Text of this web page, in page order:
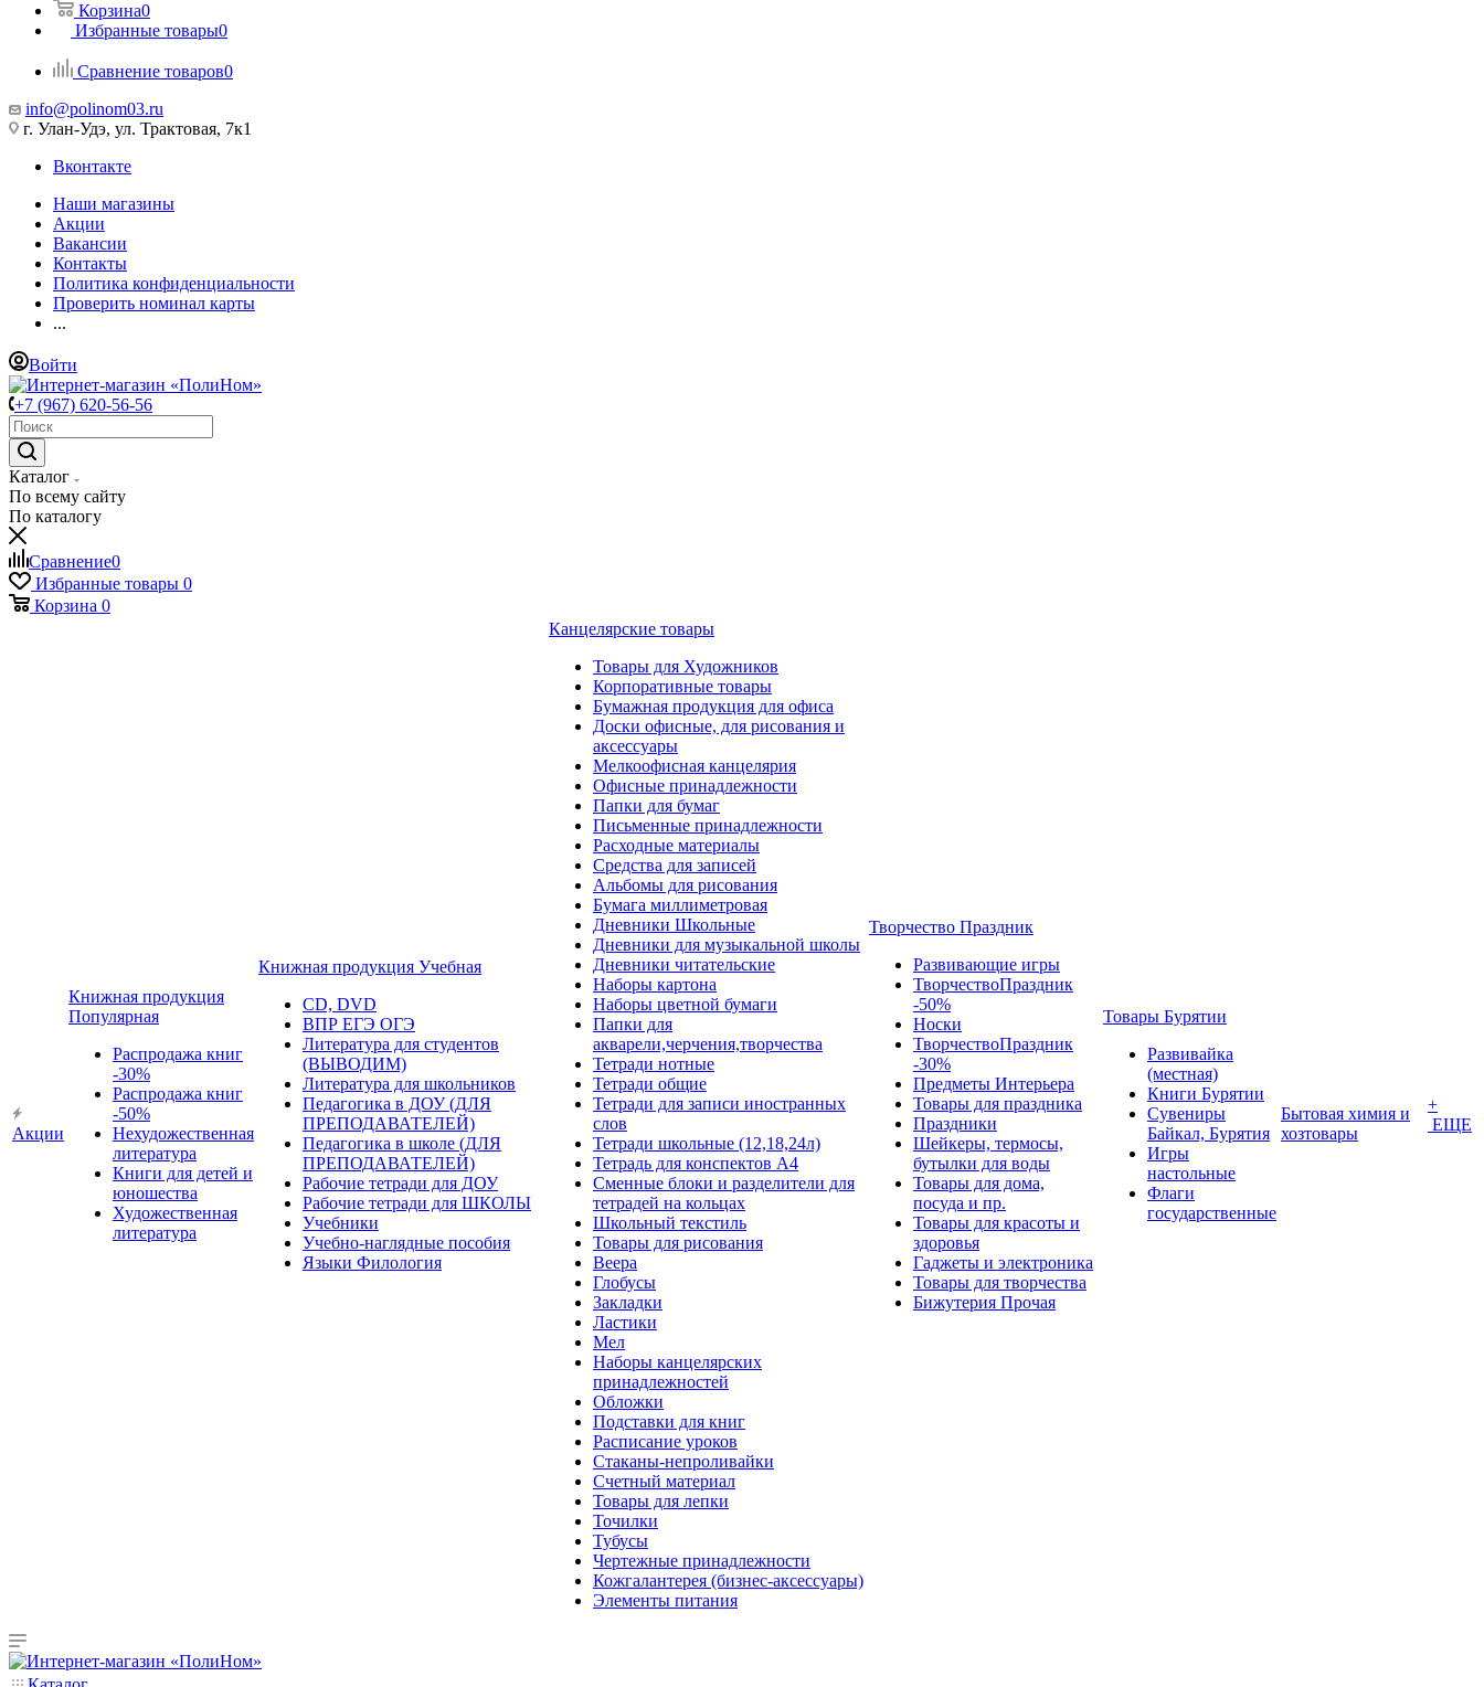
Корзина0
Избранные товары0
Сравнение товаров0
info@polinom03.ru
г. Улан-Удэ, ул. Трактовая, 7к1
Вконтакте
Наши магазины
Акции
Вакансии
Контакты
Политика конфиденциальности
Проверить номинал карты
...
Войти
+7 (967) 620-56-56
Каталог
По всему сайту
По каталогу
Сравнение0
Избранные товары 0
Корзина 0
Акции
Книжная продукция
Популярная
Распродажа книг
-30%
Распродажа книг
-50%
Нехудожественная
литература
Книги для детей и
юношества
Художественная
литература
Книжная продукция Учебная
CD, DVD
ВПР ЕГЭ ОГЭ
Литература для студентов
(ВЫВОДИМ)
Литература для школьников
Педагогика в ДОУ (ДЛЯ
ПРЕПОДАВАТЕЛЕЙ)
Педагогика в школе (ДЛЯ
ПРЕПОДАВАТЕЛЕЙ)
Рабочие тетради для ДОУ
Рабочие тетради для ШКОЛЫ
Учебники
Учебно-наглядные пособия
Языки Филология
Канцелярские товары
Товары для Художников
Корпоративные товары
Бумажная продукция для офиса
Доски офисные, для рисования и
аксессуары
Мелкоофисная канцелярия
Офисные принадлежности
Папки для бумаг
Письменные принадлежности
Расходные материалы
Средства для записей
Альбомы для рисования
Бумага миллиметровая
Дневники Школьные
Дневники для музыкальной школы
Дневники читательские
Наборы картона
Наборы цветной бумаги
Папки для
акварели,черчения,творчества
Тетради нотные
Тетради общие
Тетради для записи иностранных
слов
Тетради школьные (12,18,24л)
Тетрадь для конспектов А4
Сменные блоки и разделители для
тетрадей на кольцах
Школьный текстиль
Товары для рисования
Веера
Глобусы
Закладки
Ластики
Мел
Наборы канцелярских
принадлежностей
Обложки
Подставки для книг
Расписание уроков
Стаканы-непроливайки
Счетный материал
Товары для лепки
Точилки
Тубусы
Чертежные принадлежности
Кожгалантерея (бизнес-аксессуары)
Элементы питания
Творчество Праздник
Развивающие игры
ТворчествоПраздник
-50%
Носки
ТворчествоПраздник
-30%
Предметы Интерьера
Товары для праздника
Праздники
Шейкеры, термосы,
бутылки для воды
Товары для дома,
посуда и пр.
Товары для красоты и
здоровья
Гаджеты и электроника
Товары для творчества
Бижутерия Прочая
Товары Бурятии
Развивайка
(местная)
Книги Бурятии
Сувениры
Байкал, Бурятия
Игры
настольные
Флаги
государственные
Бытовая химия и
хозтовары
+
ЕЩЕ